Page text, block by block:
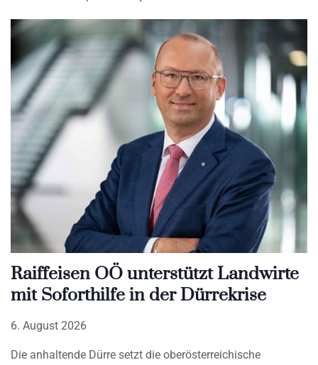
Raiffeisen OÖ unterstützt Landwirte
mit Soforthilfe in der Dürrekrise
6. August 2026
Die anhaltende Dürre setzt die oberösterreichische